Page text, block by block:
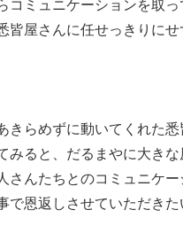
皆屋さんに任せっきりにせ
きらめずに動いてくれた
みると、だるまやに大きな
さんたちとのコミュニケ
で恩返しさせていただきた